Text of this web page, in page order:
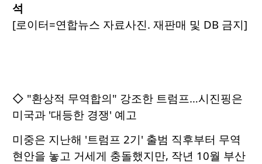
석
[로이터=연합뉴스 자료사진. 재판매 및 DB 금지]
◇ "환상적 무역합의" 강조한 트럼프…시진핑은
미국과 '대등한 경쟁' 예고
미중은 지난해 '트럼프 2기' 출범 직후부터 무역
현안을 놓고 거세게 충돌했지만, 작년 10월 부산